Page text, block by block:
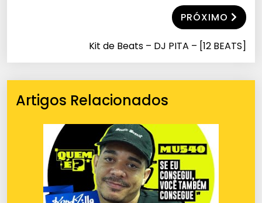
PRÓXIMO
Kit de Beats – DJ PITA – [12 BEATS]
Artigos Relacionados